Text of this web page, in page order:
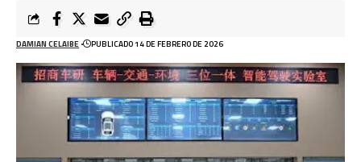
DAMIAN CELAIBE PUBLICADO 14 DE FEBRERO DE 2026